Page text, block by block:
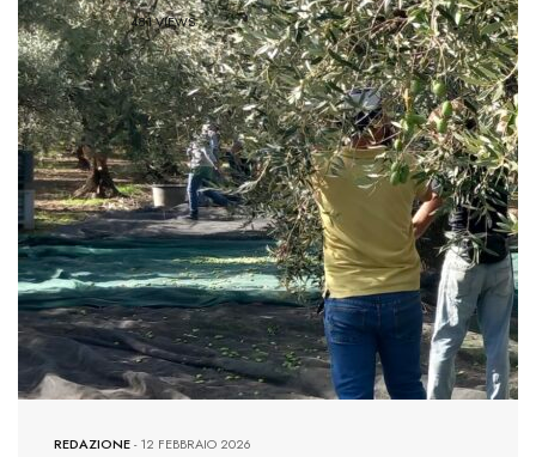
481 VIEWS
REDAZIONE-12 FEBBRAIO 2026